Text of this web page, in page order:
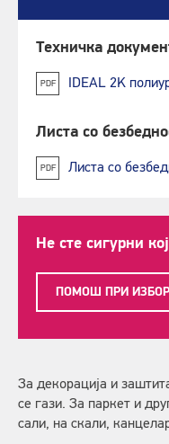
Техничка
PDF IDEAL 2K
Листа со
PDF Листа со
Не сте сигурни
ПОМОШ ПРИ ИЗБОР
За декорација и
се гази. За паркет и
сали, на скали,